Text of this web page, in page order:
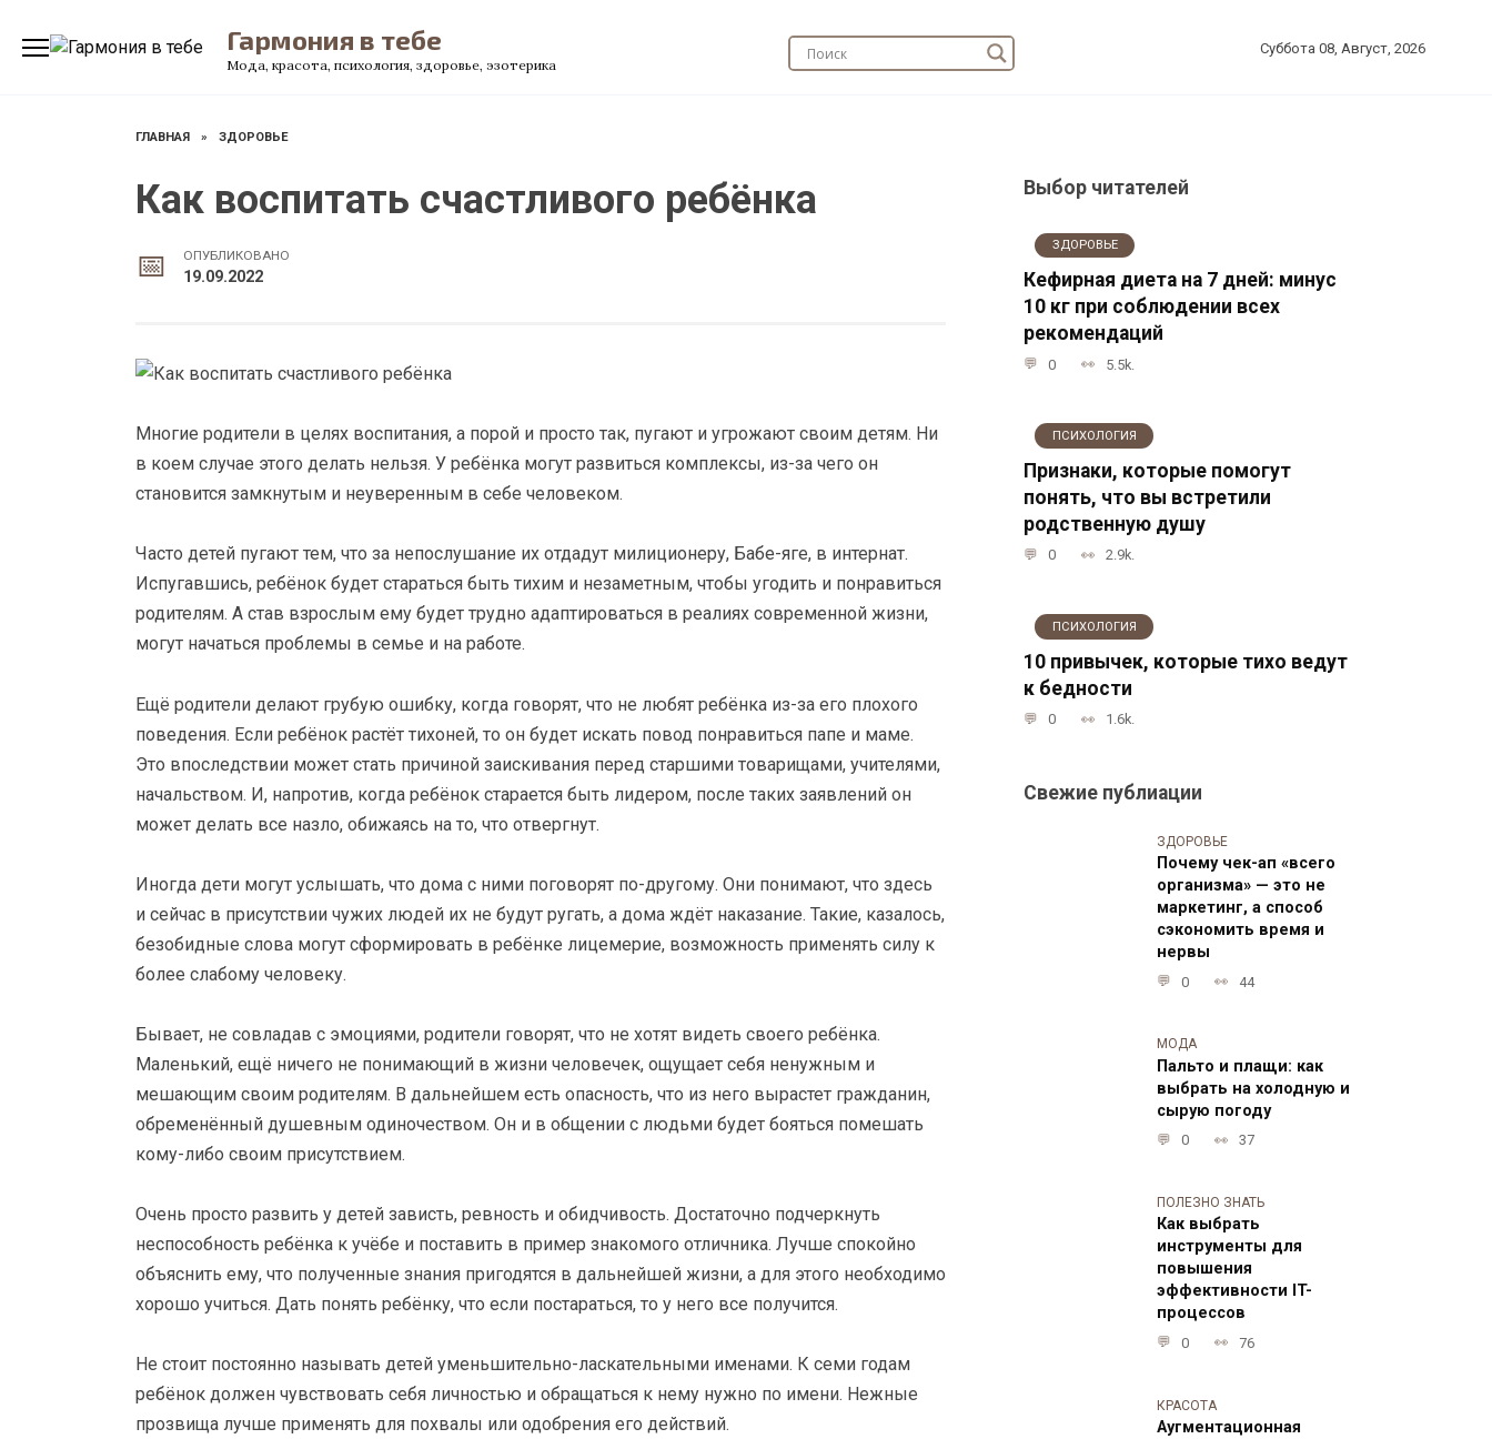
Гармония в тебе
Мода, красота, психология, здоровье, эзотерика
Суббота 08, Август, 2026
ГЛАВНАЯ » ЗДОРОВЬЕ
Как воспитать счастливого ребёнка
ОПУБЛИКОВАНО
19.09.2022
Многие родители в целях воспитания, а порой и просто так, пугают и угрожают своим детям. Ни
в коем случае этого делать нельзя. У ребёнка могут развиться комплексы, из-за чего он
становится замкнутым и неуверенным в себе человеком.
Часто детей пугают тем, что за непослушание их отдадут милиционеру, Бабе-яге, в интернат.
Испугавшись, ребёнок будет стараться быть тихим и незаметным, чтобы угодить и понравиться
родителям. А став взрослым ему будет трудно адаптироваться в реалиях современной жизни,
могут начаться проблемы в семье и на работе.
Ещё родители делают грубую ошибку, когда говорят, что не любят ребёнка из-за его плохого
поведения. Если ребёнок растёт тихоней, то он будет искать повод понравиться папе и маме.
Это впоследствии может стать причиной заискивания перед старшими товарищами, учителями,
начальством. И, напротив, когда ребёнок старается быть лидером, после таких заявлений он
может делать все назло, обижаясь на то, что отвергнут.
Иногда дети могут услышать, что дома с ними поговорят по-другому. Они понимают, что здесь
и сейчас в присутствии чужих людей их не будут ругать, а дома ждёт наказание. Такие, казалось,
безобидные слова могут сформировать в ребёнке лицемерие, возможность применять силу к
более слабому человеку.
Бывает, не совладав с эмоциями, родители говорят, что не хотят видеть своего ребёнка.
Маленький, ещё ничего не понимающий в жизни человечек, ощущает себя ненужным и
мешающим своим родителям. В дальнейшем есть опасность, что из него вырастет гражданин,
обременённый душевным одиночеством. Он и в общении с людьми будет бояться помешать
кому-либо своим присутствием.
Очень просто развить у детей зависть, ревность и обидчивость. Достаточно подчеркнуть
неспособность ребёнка к учёбе и поставить в пример знакомого отличника. Лучше спокойно
объяснить ему, что полученные знания пригодятся в дальнейшей жизни, а для этого необходимо
хорошо учиться. Дать понять ребёнку, что если постараться, то у него все получится.
Не стоит постоянно называть детей уменьшительно-ласкательными именами. К семи годам
ребёнок должен чувствовать себя личностью и обращаться к нему нужно по имени. Нежные
прозвища лучше применять для похвалы или одобрения его действий.
Выбор читателей
ЗДОРОВЬЕ
Кефирная диета на 7 дней: минус
10 кг при соблюдении всех
рекомендаций
0 5.5k.
ПСИХОЛОГИЯ
Признаки, которые помогут
понять, что вы встретили
родственную душу
0 2.9k.
ПСИХОЛОГИЯ
10 привычек, которые тихо ведут
к бедности
0 1.6k.
Свежие публиации
ЗДОРОВЬЕ
Почему чек-ап «всего
организма» — это не
маркетинг, а способ
сэкономить время и
нервы
0 44
МОДА
Пальто и плащи: как
выбрать на холодную и
сырую погоду
0 37
ПОЛЕЗНО ЗНАТЬ
Как выбрать
инструменты для
повышения
эффективности IT-
процессов
0 76
КРАСОТА
Аугментационная